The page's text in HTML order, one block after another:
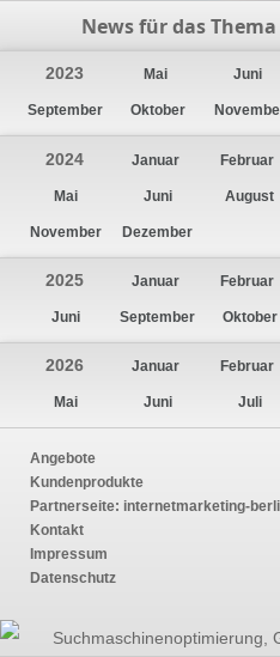
News für das
2023 Mai Juni
September Oktober
2024 Januar Februar
Mai Juni August
November Dezember
2025 Januar Februar
Juni September Oktober
2026 Januar Februar
Mai Juni Juli
Angebote
Kundenprodukte
Partnerseite: internetmarketing-
Kontakt
Impressum
Datenschutz